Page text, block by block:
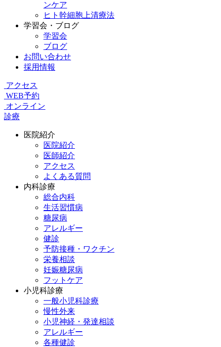
ンケア
ヒト幹細胞上清療法
学習会・ブログ
学習会
ブログ
お問い合わせ
採用情報
アクセス
WEB予約
オンライン
診療
医院紹介
医院紹介
医師紹介
アクセス
よくある質問
内科診療
総合内科
生活習慣病
糖尿病
アレルギー
健診
予防接種・ワクチン
栄養相談
妊娠糖尿病
フットケア
小児科診療
一般小児科診療
慢性外来
小児神経・発達相談
アレルギー
各種健診